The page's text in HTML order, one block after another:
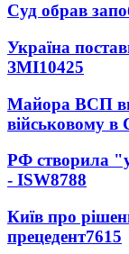
Суд обрав
Україна
ЗМІ10425
Майора ВСП
військовому в
РФ створила
- ISW8788
Київ про
прецедент7615